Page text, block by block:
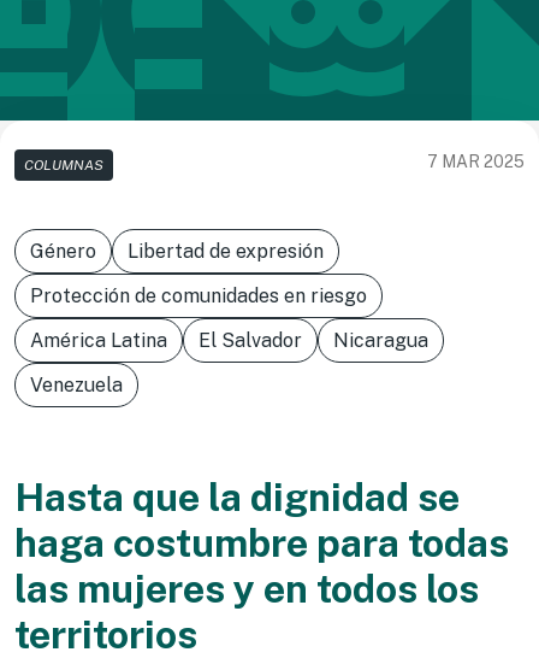
COLUMNAS 7 MAR 2025
Género
Libertad de expresión
Protección de comunidades en riesgo
América Latina
El Salvador
Nicaragua
Venezuela
Hasta que la dignidad se
haga costumbre para todas
las mujeres y en todos los
territorios